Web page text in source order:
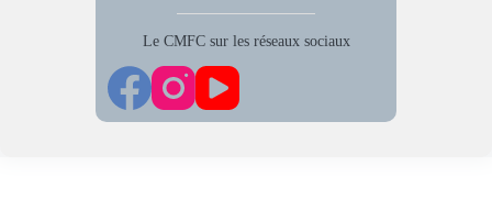
Le CMFC sur les réseaux sociaux